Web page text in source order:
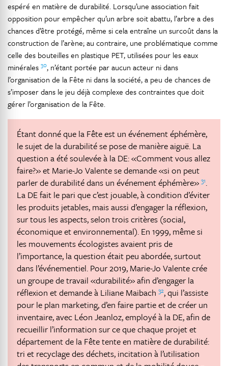
espéré en matière de durabilité. Lorsqu’une association fait
opposition pour empêcher qu’un arbre soit abattu, l’arbre a des
chances d’être protégé, même si cela entraîne un surcoût dans la
construction de l’arène; au contraire, une problématique comme
celle des bouteilles en plastique PET, utilisées pour les eaux
minérales 30, n’étant portée par aucun acteur ni dans
l’organisation de la Fête ni dans la société, a peu de chances de
s’imposer dans le jeu déjà complexe des contraintes que doit
gérer l’organisation de la Fête.
Étant donné que la Fête est un événement éphémère,
le sujet de la durabilité se pose de manière aiguë. La
question a été soulevée à la DE: «Comment vous allez
faire?» et Marie-Jo Valente se demande «si on peut
parler de durabilité dans un événement éphémère» 31.
La DE fait le pari que c’est jouable, à condition d’éviter
les produits jetables, mais aussi d’engager la réflexion,
sur tous les aspects, selon trois critères (social,
économique et environnemental). En 1999, même si
les mouvements écologistes avaient pris de
l’importance, la question était peu abordée, surtout
dans l’événementiel. Pour 2019, Marie-Jo Valente crée
un groupe de travail «durabilité» afin d’engager la
réflexion et demande à Liliane Maibach 32, qui l’assiste
pour le plan marketing, d’en faire partie et de créer un
inventaire, avec Léon Jeanloz, employé à la DE, afin de
recueillir l’information sur ce que chaque projet et
département de la Fête tente en matière de durabilité:
tri et recyclage des déchets, incitation à l’utilisation